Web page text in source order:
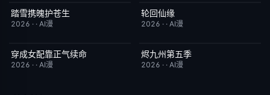
完结
踏雪携魄护苍生
2026 · · AI漫
完结
轮回仙缘
2026 · · AI漫
完结
穿成女配靠正气续命
2026 · · AI漫
完结
烬九州第五季
2026 · · AI漫